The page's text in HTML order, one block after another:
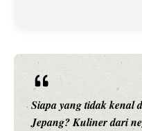
Siapa yang tidak kenal
Jepang? Kuliner dari